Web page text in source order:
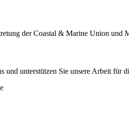
der Coastal & Marine Union und
und unterstützen Sie unsere Arbeit für